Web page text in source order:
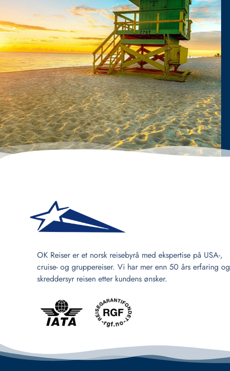
OK Reiser er et norsk reisebyrå med ekspertise på USA-,
cruise- og gruppereiser. Vi har mer enn 50 års erfaring og
skreddersyr reisen etter kundens ønsker.